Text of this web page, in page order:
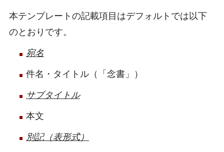
本テンプレートの記載項目はデフォルトでは以下
のとおりです。
宛名
件名・タイトル（「念書」）
サブタイトル
本文
別記（表形式）